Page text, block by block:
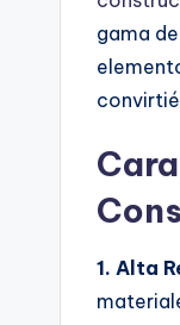
gama
1. Alta